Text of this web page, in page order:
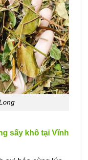
sấy khô tại Vĩnh